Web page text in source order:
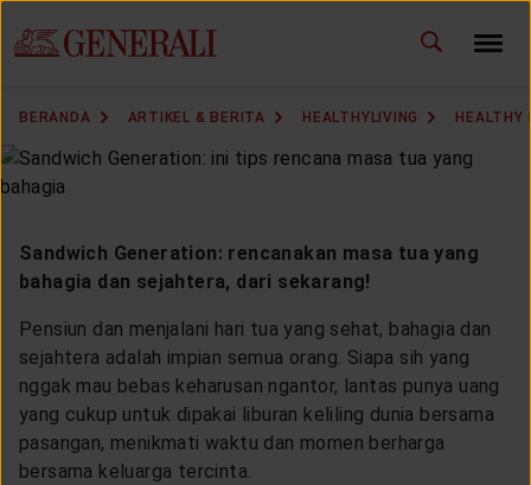
BERANDA ARTIKEL & BERITA HEALTHYLIVING HEALTHY
Sandwich Generation: rencanakan masa tua yang
bahagia dan sejahtera, dari sekarang!
Pensiun dan menjalani hari tua yang sehat, bahagia dan
sejahtera adalah impian semua orang. Siapa sih yang
nggak mau bebas keharusan ngantor, lantas punya uang
yang cukup untuk dipakai liburan keliling dunia bersama
pasangan, menikmati waktu dan momen berharga
bersama keluarga tercinta.
GANTI BAHASA ID EN
KANTOR PEMASARAN
TEMUKAN AGEN
SOLUSI KAMI